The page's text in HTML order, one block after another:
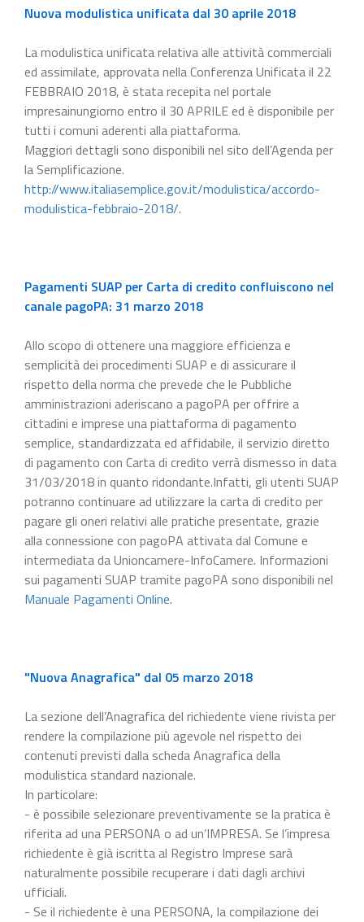
Nuova modulistica unificata dal 30 aprile 2018
La modulistica unificata relativa alle attività commerciali
ed assimilate, approvata nella Conferenza Unificata il 22
FEBBRAIO 2018, è stata recepita nel portale
impresainungiorno entro il 30 APRILE ed è disponibile per
tutti i comuni aderenti alla piattaforma.
Maggiori dettagli sono disponibili nel sito dell’Agenda per
la Semplificazione.
http://www.italiasemplice.gov.it/modulistica/accordo-
modulistica-febbraio-2018/.
Pagamenti SUAP per Carta di credito confluiscono nel
canale pagoPA: 31 marzo 2018
Allo scopo di ottenere una maggiore efficienza e
semplicità dei procedimenti SUAP e di assicurare il
rispetto della norma che prevede che le Pubbliche
amministrazioni aderiscano a pagoPA per offrire a
cittadini e imprese una piattaforma di pagamento
semplice, standardizzata ed affidabile, il servizio diretto
di pagamento con Carta di credito verrà dismesso in data
31/03/2018 in quanto ridondante.Infatti, gli utenti SUAP
potranno continuare ad utilizzare la carta di credito per
pagare gli oneri relativi alle pratiche presentate, grazie
alla connessione con pagoPA attivata dal Comune e
intermediata da Unioncamere-InfoCamere. Informazioni
sui pagamenti SUAP tramite pagoPA sono disponibili nel
Manuale Pagamenti Online.
"Nuova Anagrafica" dal 05 marzo 2018
La sezione dell’Anagrafica del richiedente viene rivista per
rendere la compilazione più agevole nel rispetto dei
contenuti previsti dalla scheda Anagrafica della
modulistica standard nazionale.
In particolare:
- è possibile selezionare preventivamente se la pratica è
riferita ad una PERSONA o ad un’IMPRESA. Se l’impresa
richiedente è già iscritta al Registro Imprese sarà
naturalmente possibile recuperare i dati dagli archivi
ufficiali.
- Se il richiedente è una PERSONA, la compilazione dei